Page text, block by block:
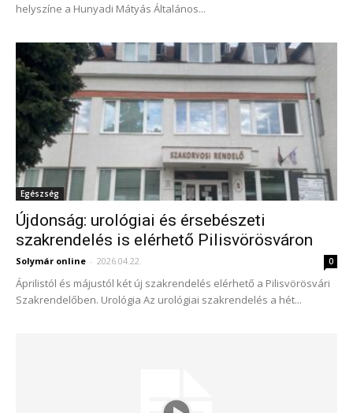
helyszíne a Hunyadi Mátyás Általános...
Egészség
Újdonság: urológiai és érsebészeti
szakrendelés is elérhető Pilisvörösváron
Solymár online - 2026.04.22. 0
Áprilistól és májustól két új szakrendelés elérhető a Pilisvörösvári
Szakrendelőben. Urológia Az urológiai szakrendelés a hét...